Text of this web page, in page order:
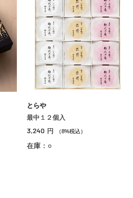
とらや
最中１２個入
3,240 円 （8%税込）
在庫：○